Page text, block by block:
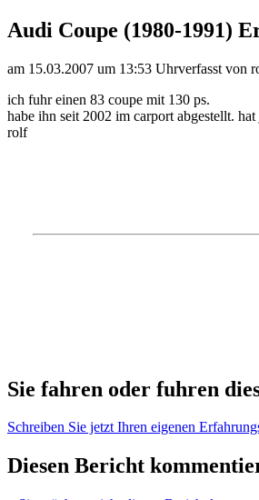
Audi Coupe (1980-1991)
am 15.03.2007 um 13:53 Uhrverfasst von
ich fuhr einen 83 coupe mit 130 ps.
habe ihn seit 2002 im carport abgestellt.
rolf
Sie fahren oder fuhren
Schreiben Sie jetzt Ihren eigenen
Diesen Bericht